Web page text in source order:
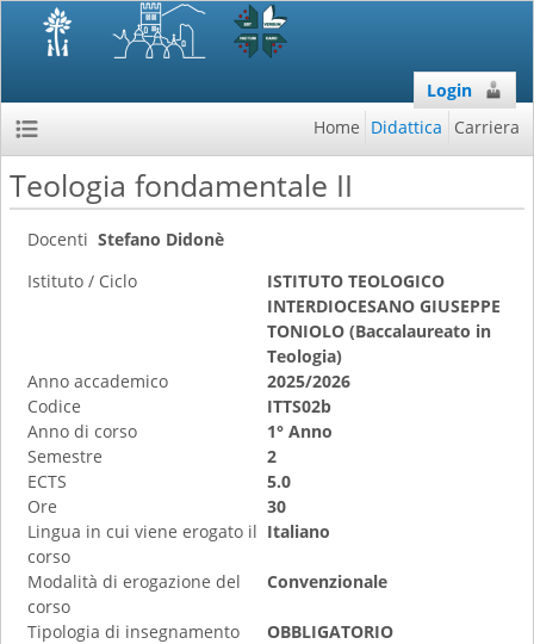
Login
Home Didattica Carriera
Teologia fondamentale II
Docenti Stefano Didonè
Istituto / Ciclo
ISTITUTO TEOLOGICO
INTERDIOCESANO GIUSEPPE
TONIOLO (Baccalaureato in
Teologia)
Anno accademico
2025/2026
Codice
ITTS02b
Anno di corso
1° Anno
Semestre
2
ECTS
5.0
Ore
30
Lingua in cui viene erogato il
corso
Italiano
Modalità di erogazione del
corso
Convenzionale
Tipologia di insegnamento
OBBLIGATORIO